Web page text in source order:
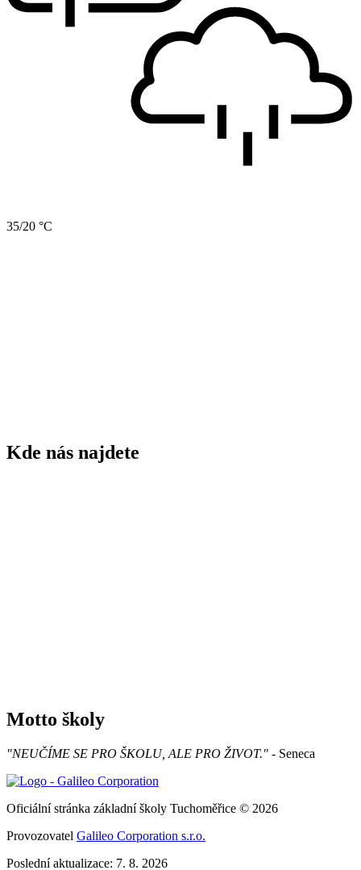
35/20 °C
Kde nás najdete
Motto školy
"NEUČÍME SE PRO ŠKOLU, ALE PRO ŽIVOT." - Seneca
Oficiální stránka základní školy Tuchoměřice © 2026
Provozovatel Galileo Corporation s.r.o.
Poslední aktualizace: 7. 8. 2026